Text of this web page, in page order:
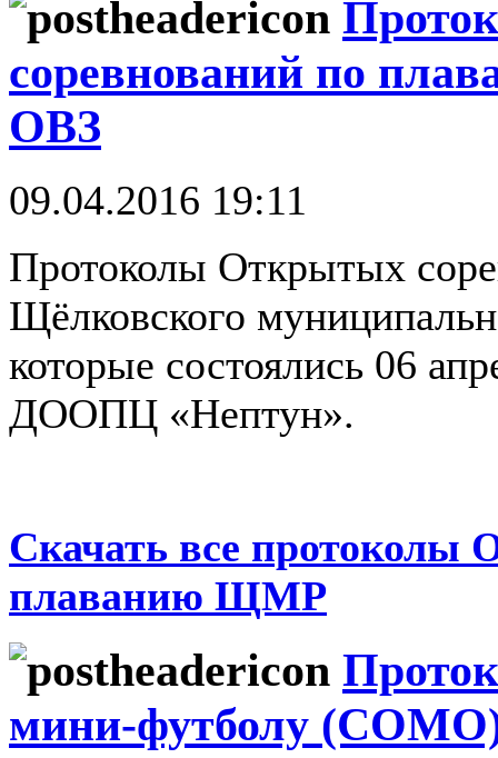
соревнований по
ОВЗ
09.04.2016 19:11
Протоколы Открытых
Щёлковского
которые состоялись 06
ДООПЦ «Нептун».
Скачать все протоколы
плаванию ЩМР
мини-футболу